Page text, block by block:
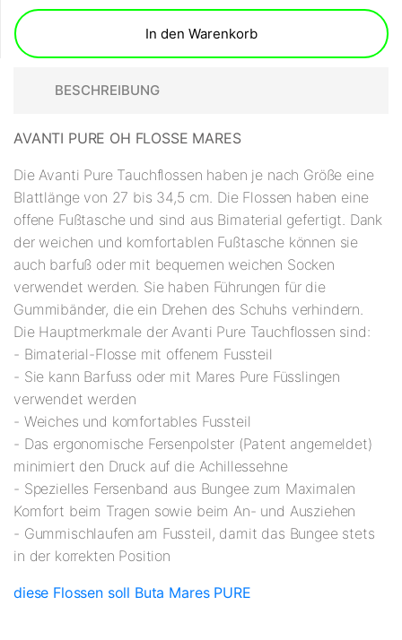
In den Warenkorb
BESCHREIBUNG
AVANTI PURE OH FLOSSE MARES
Die Avanti Pure Tauchflossen haben je nach Größe eine
Blattlänge von 27 bis 34,5 cm. Die Flossen haben eine
offene Fußtasche und sind aus Bimaterial gefertigt. Dank
der weichen und komfortablen Fußtasche können sie
auch barfuß oder mit bequemen weichen Socken
verwendet werden. Sie haben Führungen für die
Gummibänder, die ein Drehen des Schuhs verhindern.
Die Hauptmerkmale der Avanti Pure Tauchflossen sind:
- Bimaterial-Flosse mit offenem Fussteil
- Sie kann Barfuss oder mit Mares Pure Füsslingen
verwendet werden
- Weiches und komfortables Fussteil
- Das ergonomische Fersenpolster (Patent angemeldet)
minimiert den Druck auf die Achillessehne
- Spezielles Fersenband aus Bungee zum Maximalen
Komfort beim Tragen sowie beim An- und Ausziehen
- Gummischlaufen am Fussteil, damit das Bungee stets
in der korrekten Position
diese Flossen soll Buta Mares PURE